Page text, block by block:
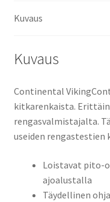
Kuvaus
Kuvaus
Continental
kitkarenkaista.
rengasvalmistajalta.
useiden rengastestien
Loistavat pito-
ajoalustalla
Täydellinen